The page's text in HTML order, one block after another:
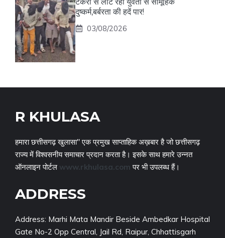
दुष्कर्म,बर्बरता की हदें पार!
03/08/2026
R KHULASA
हमारा छत्तीसगढ़ खुलासा" एक प्रमुख साप्ताहिक अख़बार है जो छत्तीसगढ़
राज्य में विश्वसनीय समाचार प्रदान करता है। इसके साथ हमारे उन्नत
ऑनलाइन पोर्टल www.rkhulasa.com पर भी उपलब्ध हैं।
ADDRESS
Address: Marhi Mata Mandir Beside Ambedkar Hospital
Gate No-2 Opp Central, Jail Rd, Raipur, Chhattisgarh